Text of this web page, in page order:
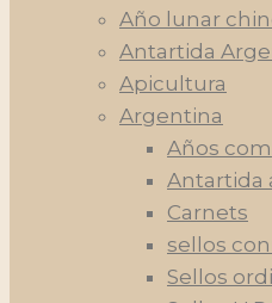
Año lunar
Antartida
Apicultura
Argentina
Años
Antartida
Carnets
sellos
Sellos